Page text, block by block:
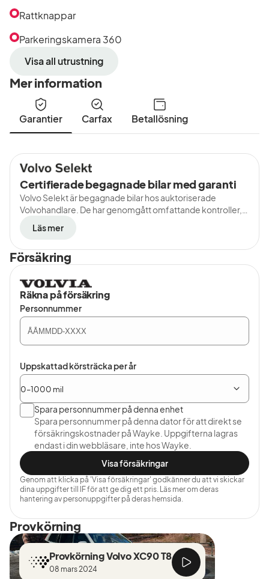
Rattknappar
Parkeringskamera 360
Visa all utrustning
Mer information
Garantier Carfax Betallösning
Certifierade begagnade bilar med garanti
Volvo Selekt är begagnade bilar hos auktoriserade
Volvohandlare. De har genomgått omfattande kontroller,
Läs mer
Försäkring
Räkna på försäkring
Personnummer
Uppskattad körsträcka per år
Spara personnummer på denna enhet
Spara personnummer på denna dator för att direkt se
försäkringskostnader på Wayke. Uppgifterna lagras
endast i din webbläsare, inte hos Wayke.
Visa försäkringar
Genom att klicka på 'Visa försäkringar' godkänner du att vi skickar
dina uppgifter till IF för att ge dig ett pris. Läs mer om deras
hantering av personuppgifter på deras hemsida.
Provkörning
Provkörning Volvo XC90 T8
08 mars 2024